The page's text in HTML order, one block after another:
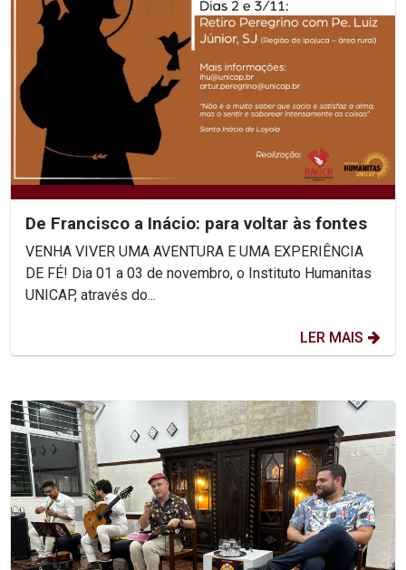
De Francisco a Inácio: para voltar às fontes
VENHA VIVER UMA AVENTURA E UMA EXPERIÊNCIA
DE FÉ! Dia 01 a 03 de novembro, o Instituto Humanitas
UNICAP, através do...
LER MAIS